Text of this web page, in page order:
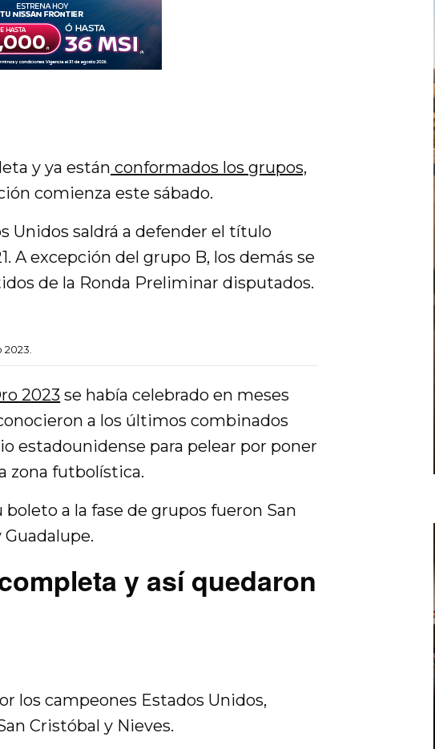
y ya están conformados los grupos,
comienza este sábado.
Unidos saldrá a defender el título
A excepción del grupo B, los demás se
de la Ronda Preliminar disputados.
2023 se había celebrado en meses
a los últimos combinados
estadounidense para pelear por poner
zona futbolística.
a la fase de grupos fueron San
y así quedaron
los campeones Estados Unidos,
Cristóbal y Nieves.